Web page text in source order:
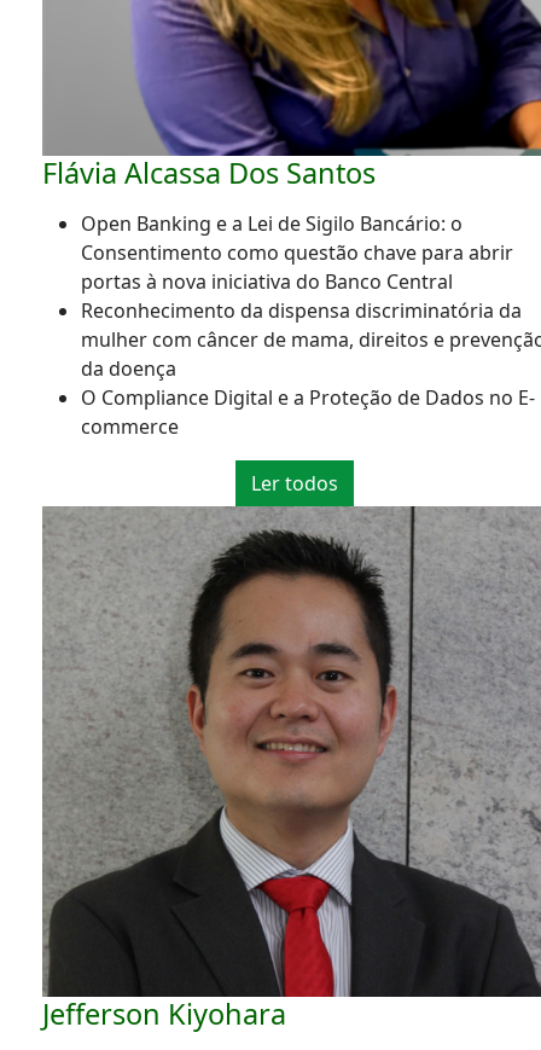
Flávia Alcassa Dos Santos
Open Banking e a Lei de Sigilo Bancário: o
Consentimento como questão chave para abrir
portas à nova iniciativa do Banco Central
Reconhecimento da dispensa discriminatória da
mulher com câncer de mama, direitos e
da doença
O Compliance Digital e a Proteção de Dados no E-
commerce
Ler todos
Jefferson Kiyohara